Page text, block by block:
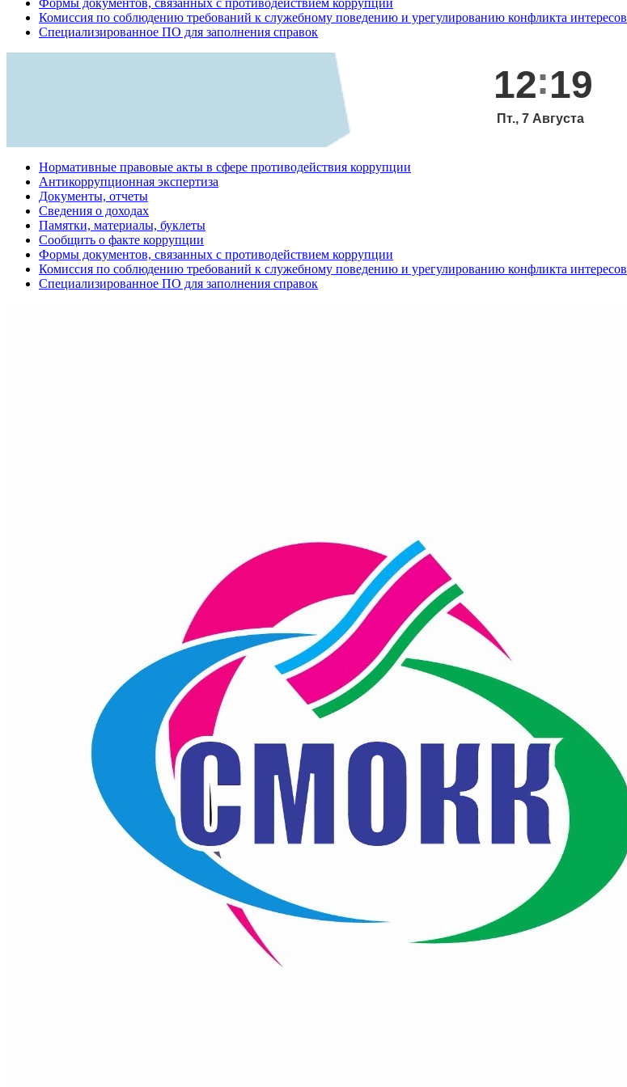
Комиссия по соблюдению требований к служебному поведению и урегулированию конфликта интересов
Специализированное ПО для заполнения справок
12 19
Пт., 7 Августа
Нормативные правовые акты в сфере противодействия коррупции
Антикоррупционная экспертиза
Документы, отчеты
Сведения о доходах
Памятки, материалы, буклеты
Сообщить о факте коррупции
Формы документов, связанных с противодействием коррупции
Комиссия по соблюдению требований к служебному поведению и урегулированию конфликта интересов
Специализированное ПО для заполнения справок